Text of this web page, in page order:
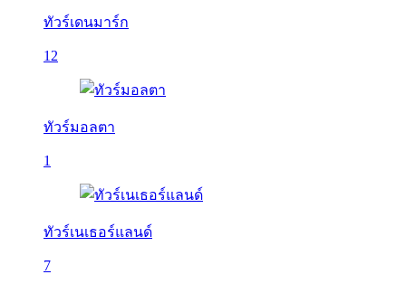
ทัวร์เดนมาร์ก
12
ทัวร์มอลตา
1
ทัวร์เนเธอร์แลนด์
7